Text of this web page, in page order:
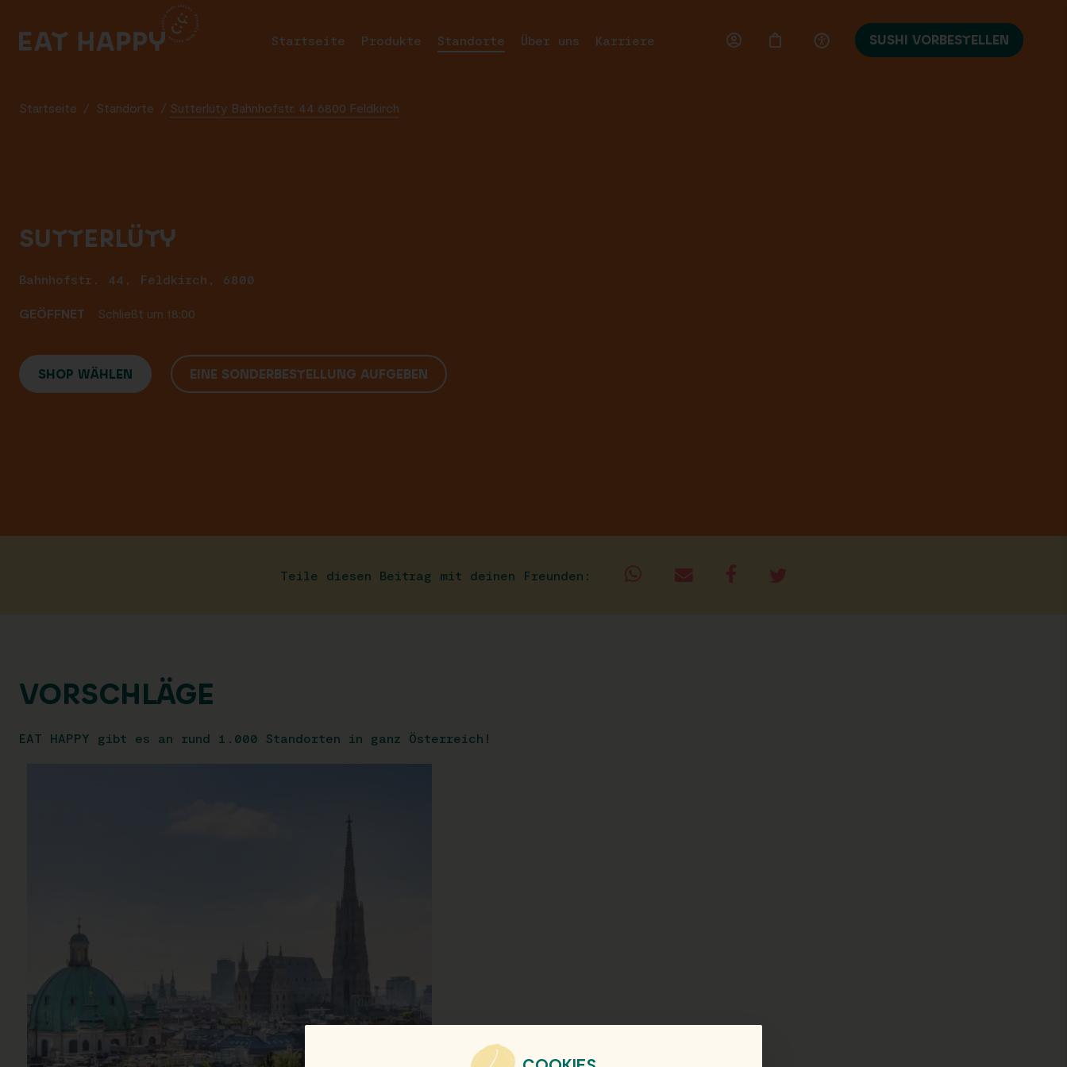
MAIN
Startseite Produkte Standorte Über uns Karriere SUSHI VORBESTELLEN
Startseite / Standorte / Sutterlüty Bahnhofstr. 44 6800 Feldkirch
SUTTERLÜTY
Bahnhofstr. 44, Feldkirch, 6800
GEÖFFNET Schließt um 18:00
SHOP WÄHLEN EINE SONDERBESTELLUNG AUFGEBEN
Teile diesen Beitrag mit deinen Freunden:
VORSCHLÄGE
EAT HAPPY gibt es an rund 1.000 Standorten in ganz Österreich!